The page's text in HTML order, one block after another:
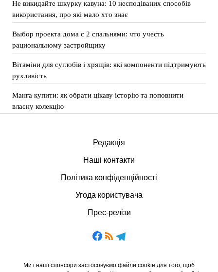
Не викидайте шкурку кавуна: 10 несподіваних способів
використання, про які мало хто знає
Выбор проекта дома с 2 спальнями: что учесть
рациональному застройщику
Вітаміни для суглобів і хрящів: які компоненти підтримують
рухливість
Манга купити: як обрати цікаву історію та поповнити
власну колекцію
Редакція
Наші контакти
Політика конфіденційності
Угода користувача
Прес-релізи
Ми і наші спонсори застосовуємо файли cookie для того, щоб